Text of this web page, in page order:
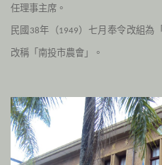
任理事主席。
民國 38年（1949）七月奉令改組為
改稱「南投市農會」。